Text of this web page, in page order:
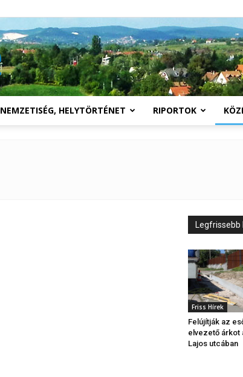
Solymár
NEMZETISÉG, HELYTÖRTÉNET RIPORTOK
Legfrissebb
Friss Hírek
Felújítják az
elvezető árkot
Lajos utcában